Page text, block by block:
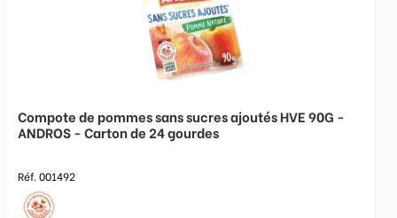
Compote de pommes sans sucres ajoutés HVE 90G -
ANDROS - Carton de 24 gourdes
Réf. 001492